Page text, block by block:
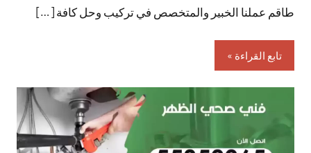
طاقم عملنا الخبير والمتخصص في تركيب وحل كافة […]
تابع القراءة